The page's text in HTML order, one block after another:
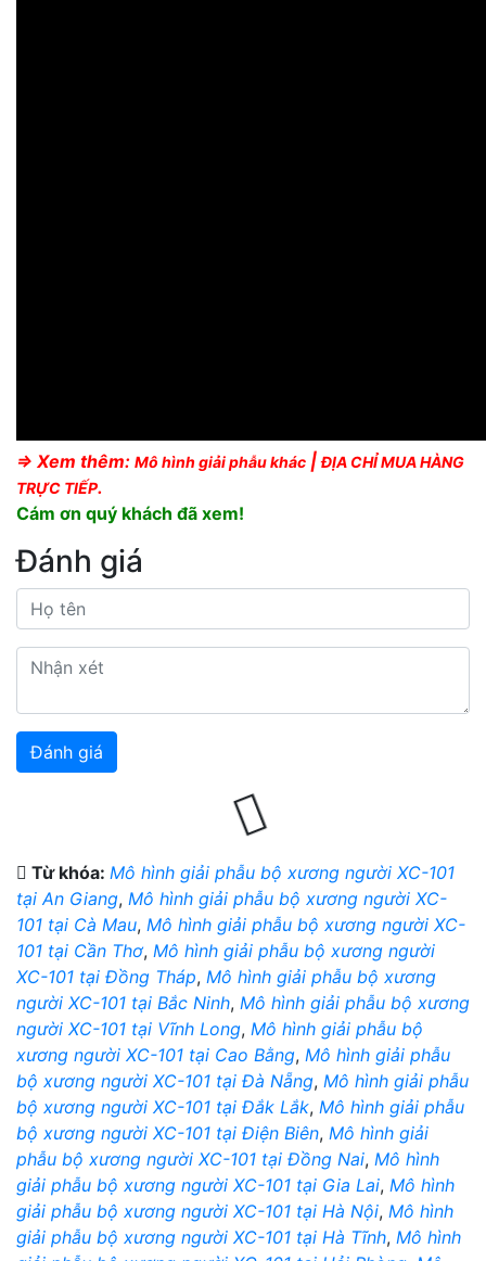
⇒ Xem thêm: Mô hình giải phẫukhác |ĐỊA CHỈ MUA HÀNG
TRỰC TIẾP.
Cám ơn quý khách đã xem!
Đánh giá
Từ khóa: Mô hình giải phẫu bộ xương người XC-101
tại An Giang, Mô hình giải phẫu bộ xương người XC-
101 tại Cà Mau, Mô hình giải phẫu bộ xương người XC-
101 tại Cần Thơ, Mô hình giải phẫu bộ xương người
XC-101 tại Đồng Tháp, Mô hình giải phẫu bộ xương
người XC-101 tại Bắc Ninh, Mô hình giải phẫu bộ xương
người XC-101 tại Vĩnh Long, Mô hình giải phẫu bộ
xương người XC-101 tại Cao Bằng, Mô hình giải phẫu
bộ xương người XC-101 tại Đà Nẵng, Mô hình giải phẫu
bộ xương người XC-101 tại Đắk Lắk, Mô hình giải phẫu
bộ xương người XC-101 tại Điện Biên, Mô hình giải
phẫu bộ xương người XC-101 tại Đồng Nai, Mô hình
giải phẫu bộ xương người XC-101 tại Gia Lai, Mô hình
giải phẫu bộ xương người XC-101 tại Hà Nội, Mô hình
giải phẫu bộ xương người XC-101 tại Hà Tĩnh, Mô hình